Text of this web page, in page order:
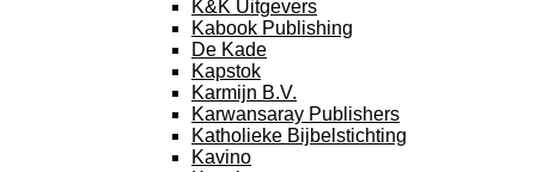
K&K Uitgevers
Kabook Publishing
De Kade
Kapstok
Karmijn B.V.
Karwansaray Publishers
Katholieke Bijbelstichting
Kavino